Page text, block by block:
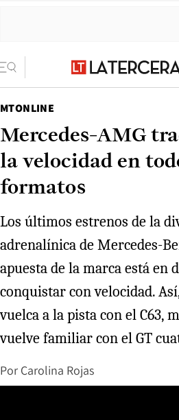
MTONLINE
Mercedes-AMG
la velocidad en
formatos
Los últimos estrenos de la
adrenalínica de Mercedes-
apuesta de la marca está en
conquistar con velocidad.
vuelca a la pista con el C63,
vuelve familiar con el GT
Por Carolina Rojas